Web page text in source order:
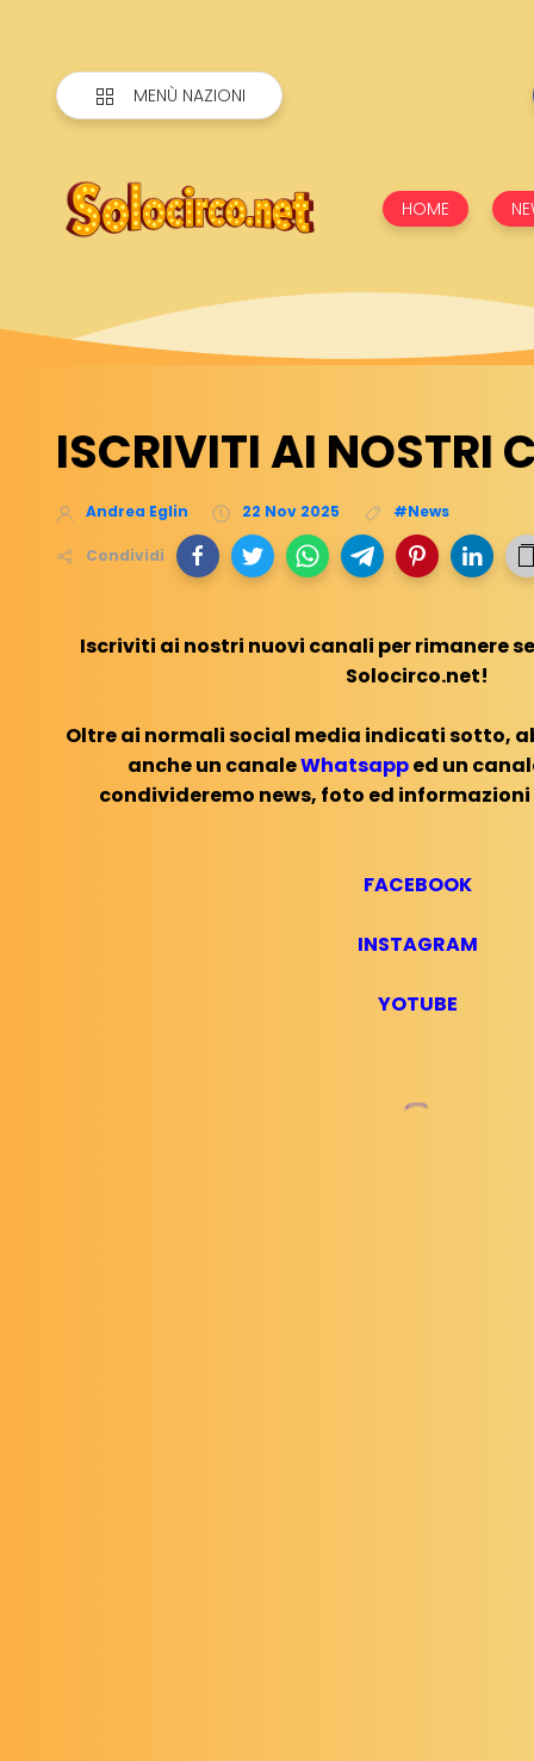
MENÙ NAZIONI
HOME
ISCRIVITI AI NOSTRI
Andrea Eglin 22 Nov 2025 #News
Condividi
Iscriviti ai nostri nuovi canali per rimanere
Solocirco.net!
Oltre ai normali social media indicati sotto,
anche un canaleWhatsapped un
condivideremo news, foto ed informazioni
FACEBOOK
INSTAGRAM
YOTUBE